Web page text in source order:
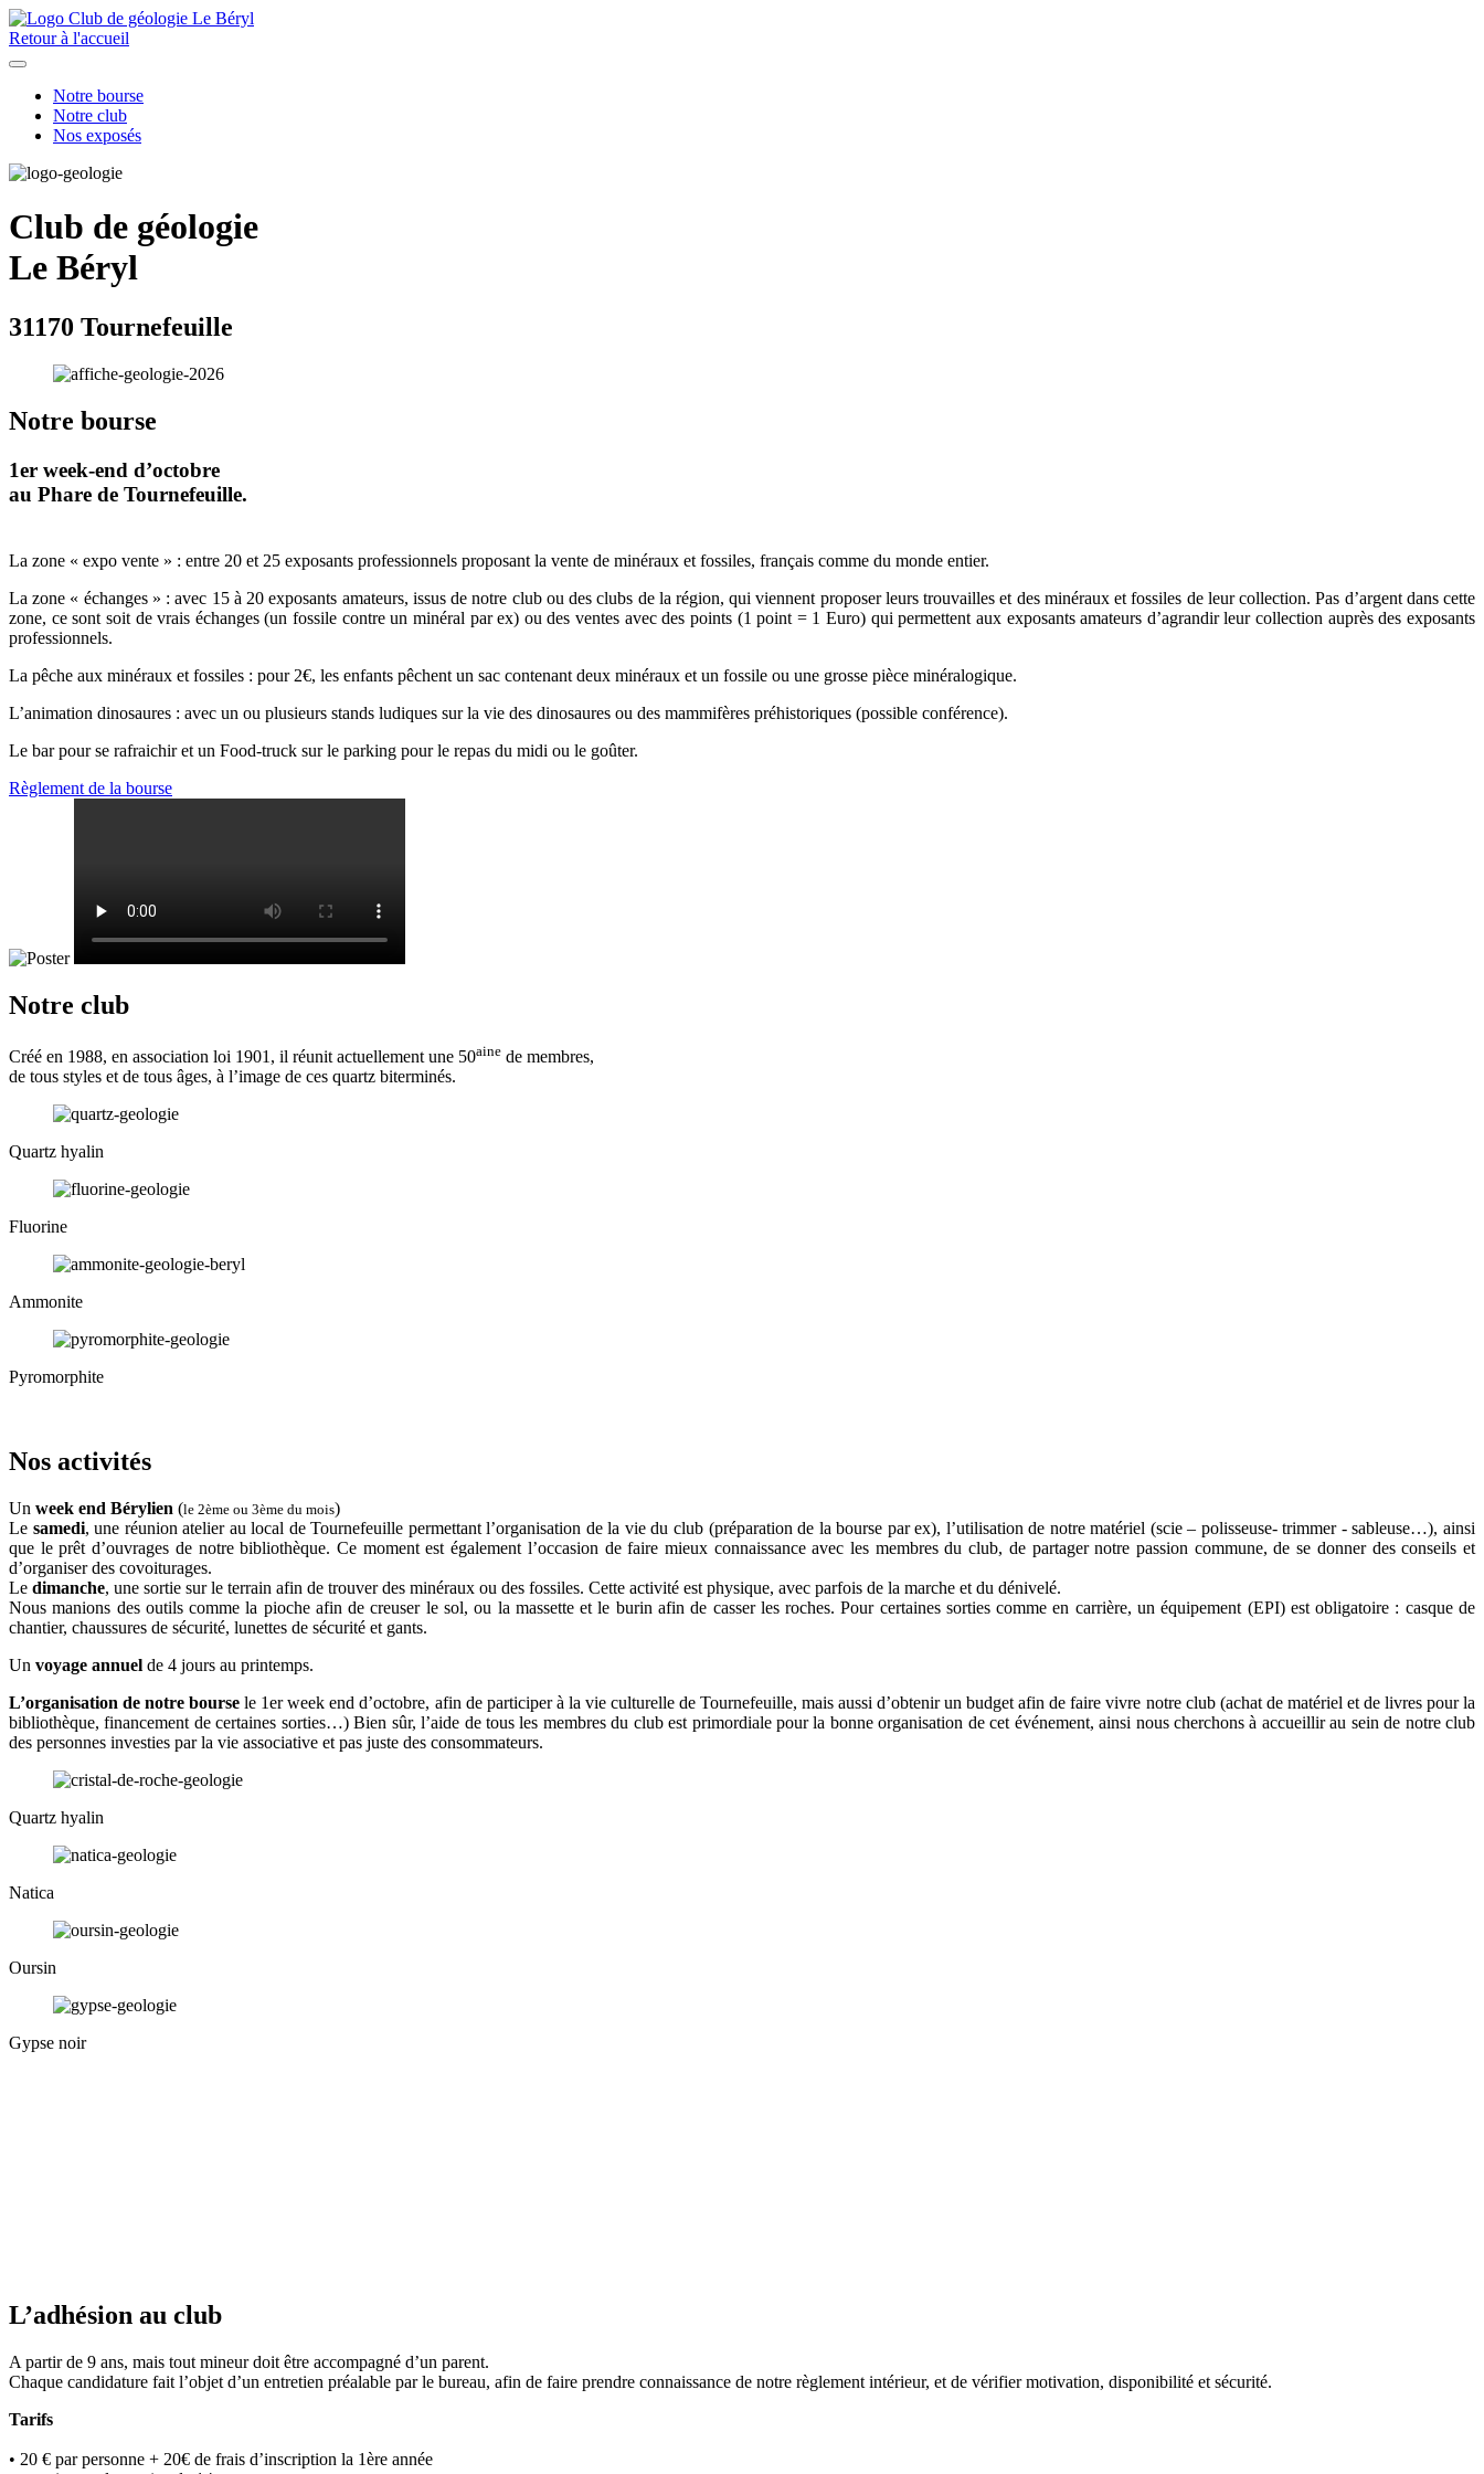
Retour à l'accueil
Notre bourse
Notre club
Nos exposés
Club de géologie
Le Béryl
31170 Tournefeuille
Notre bourse
1er week-end d’octobre
au Phare de Tournefeuille.
La zone « expo vente » : entre 20 et 25 exposants professionnels proposant la vente de minéraux et fossiles, français comme du monde entier.
La zone « échanges » : avec 15 à 20 exposants amateurs, issus de notre club ou des clubs de la région, qui viennent proposer leurs trouvailles et des minéraux et fossiles de leur collection. Pas d’argent dans cette
zone, ce sont soit de vrais échanges (un fossile contre un minéral par ex) ou des ventes avec des points (1 point = 1 Euro) qui permettent aux exposants amateurs d’agrandir leur collection auprès des exposants
professionnels.
La pêche aux minéraux et fossiles : pour 2€, les enfants pêchent un sac contenant deux minéraux et un fossile ou une grosse pièce minéralogique.
L’animation dinosaures : avec un ou plusieurs stands ludiques sur la vie des dinosaures ou des mammifères préhistoriques (possible conférence).
Le bar pour se rafraichir et un Food-truck sur le parking pour le repas du midi ou le goûter.
Règlement de la bourse
Notre club
Créé en 1988, en association loi 1901, il réunit actuellement une 50aine de membres,
de tous styles et de tous âges, à l’image de ces quartz biterminés.
Quartz hyalin
Fluorine
Ammonite
Pyromorphite
Nos activités
Un week end Bérylien (le 2ème ou 3ème du mois)
Le samedi, une réunion atelier au local de Tournefeuille permettant l’organisation de la vie du club (préparation de la bourse par ex), l’utilisation de notre matériel (scie – polisseuse- trimmer - sableuse…), ainsi
que le prêt d’ouvrages de notre bibliothèque. Ce moment est également l’occasion de faire mieux connaissance avec les membres du club, de partager notre passion commune, de se donner des conseils et
d’organiser des covoiturages.
Le dimanche, une sortie sur le terrain afin de trouver des minéraux ou des fossiles. Cette activité est physique, avec parfois de la marche et du dénivelé.
Nous manions des outils comme la pioche afin de creuser le sol, ou la massette et le burin afin de casser les roches. Pour certaines sorties comme en carrière, un équipement (EPI) est obligatoire : casque de
chantier, chaussures de sécurité, lunettes de sécurité et gants.
Un voyage annuel de 4 jours au printemps.
L’organisation de notre bourse le 1er week end d’octobre, afin de participer à la vie culturelle de Tournefeuille, mais aussi d’obtenir un budget afin de faire vivre notre club (achat de matériel et de livres pour la
bibliothèque, financement de certaines sorties…) Bien sûr, l’aide de tous les membres du club est primordiale pour la bonne organisation de cet événement, ainsi nous cherchons à accueillir au sein de notre club
des personnes investies par la vie associative et pas juste des consommateurs.
Quartz hyalin
Natica
Oursin
Gypse noir
L’adhésion au club
A partir de 9 ans, mais tout mineur doit être accompagné d’un parent.
Chaque candidature fait l’objet d’un entretien préalable par le bureau, afin de faire prendre connaissance de notre règlement intérieur, et de vérifier motivation, disponibilité et sécurité.
Tarifs
• 20 € par personne + 20€ de frais d’inscription la 1ère année